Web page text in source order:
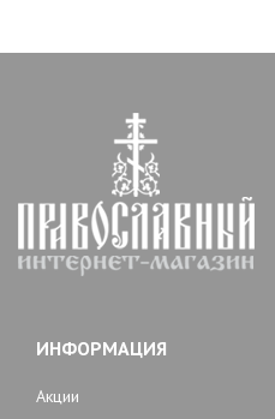
ИНФОРМАЦИЯ
Акции